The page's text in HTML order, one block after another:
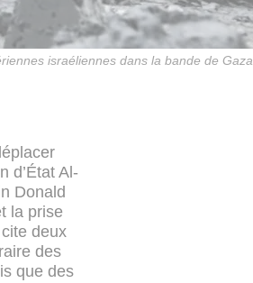
israéliennes dans la bande de Gaza
d’État Al-
Donald
la prise
deux
des
que des